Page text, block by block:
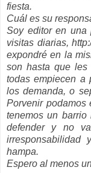
fiesta.
Cuál es su
Soy editor en una
visitas diarias,
expondré en la
son hasta que les
todas empiecen a
los demanda, o
Porvenir podamos
tenemos un
defender y no
hampa.
Espero al menos